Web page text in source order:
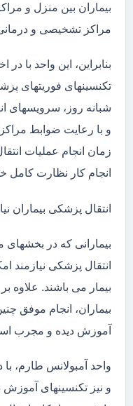
بیماران بین منزل و
مراکز تشخیصی و
بنابراین، این واحد با
تکنسینهای فوریتهای
شبانه روز، سرویسهای
و با رعایت ضوابط مراکز
زمان انجام عملیات
انجام کار نظارت کامل
انتقال پزشکی بیماران
بیمارانی که در بخشهای
انتقال پزشکی نیازمند
بیمار می باشند. علاوه
بیماران، انجام موفق
آموزش دیده و مجرب
واحد آمبولانس طارم،
و نیز تکنسینهای آموزش